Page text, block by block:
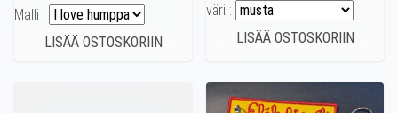
Malli : väri :